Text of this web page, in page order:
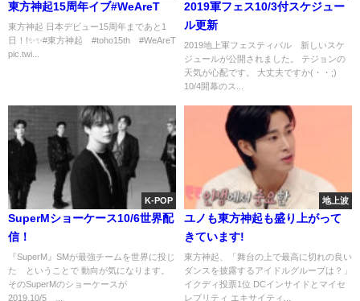
東方神起15周年イブ#WeAreT
東方神起 日本デビュー15周年まであと1
日！!✨✨#東方神起 #toho15th #WeAreT
pic.twi...
2019軍フェス10/3付スケジュー
ル更新
2019地上軍フェスティバル 新しいスケ
ジュールが公開されました。 テジョンの
天気が心配です。 大丈夫ですか(・・;)
10/4開幕のス...
K-POP
SuperMショーケース10/6世界配
信！
『SuperM』SMが最強チームを世界に投じ
た ということで 動向が気になります。
そのSuperMのショーケースが
2019.10/5 ...
地上波
ユノも東方神起も盛り上がって
きています!
東方神起、「舞台の上で最高に切れの良い
ダンスを披露するアイドルグループは？」
イクディ投票1位 DCインサイドとマイセ
レブリティ エキサイティ...